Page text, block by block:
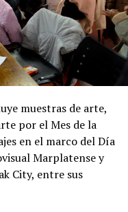
del sistema
para la
disminuir la
contribuye a
además de
y salubridad para los
continuará su
de la
que
propuestas
muestras de arte,
por el Mes de la
en el marco del Día
Marplatense y
City, entre sus